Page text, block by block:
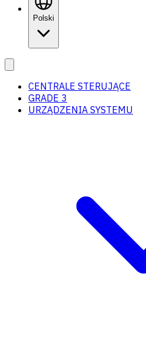
Polski
CENTRALE STERUJĄCE
GRADE 3
URZĄDZENIA SYSTEMU